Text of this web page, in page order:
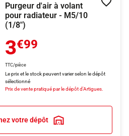
Purgeur d'air à volant
pour radiateur - M5/10
(1/8")
3€99
TTC/pièce
Le prix et le stock peuvent varier selon le dépôt
sélectionné
Prix de vente pratiqué par le dépôt d'Artigues.
votre dépôt